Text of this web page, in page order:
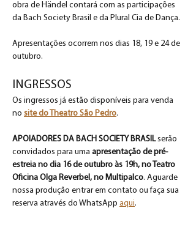
obra de Händel contará com as participações
da Bach Society Brasil e da Plural Cia de Dança.
Apresentações ocorrem nos dias 18, 19 e 24 de
outubro.
INGRESSOS
Os ingressos já estão disponíveis para venda
no site do Theatro São Pedro.
APOIADORES DA BACH SOCIETY BRASIL serão
convidados para uma apresentação de pré-
estreia no dia 16 de outubro às 19h, no Teatro
Oficina Olga Reverbel, no Multipalco. Aguarde
nossa produção entrar em contato ou faça sua
reserva através do WhatsApp aqui.